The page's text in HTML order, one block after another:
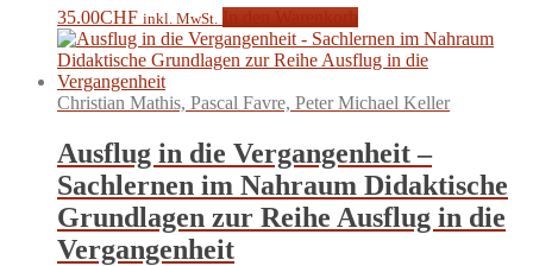
35.00CHF inkl. MwSt.
Christian Mathis, Pascal Favre, Peter Michael Keller
Ausflug in die Vergangenheit –
Sachlernen im Nahraum Didaktische
Grundlagen zur Reihe Ausflug in die
Vergangenheit